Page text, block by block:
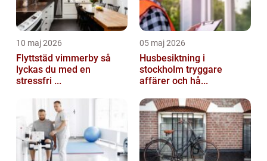
10 maj 2026
Flyttstäd vimmerby så
lyckas du med en
stressfri ...
05 maj 2026
Husbesiktning i
stockholm tryggare
affärer och hå...